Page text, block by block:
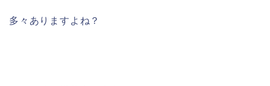
多々ありますよね？